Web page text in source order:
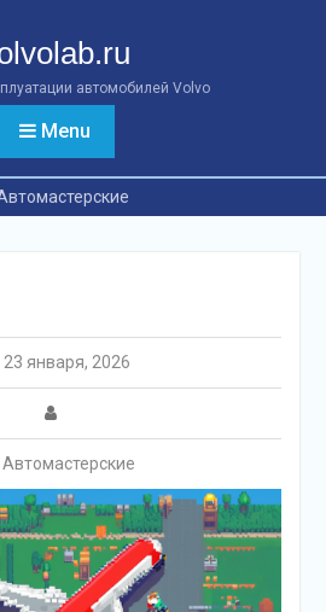
автомобилей Volvo
Menu
23 января, 2026
Автомастерские